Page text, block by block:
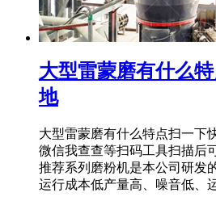
大型雷蒙磨有什么
地
大型雷蒙磨有什么特点扫一下
微信我查查等扫码工具扫描后
推荐系列磨粉机是本公司研发
运行成本低产量高、噪音低、